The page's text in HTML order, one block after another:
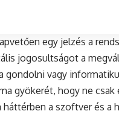
egy jelzés a
jogosultságot a
gondolni vagy
gyökerét, hogy ne
a szoftver és a